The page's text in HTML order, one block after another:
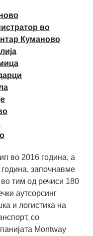
во
Куманово
во 2016 година, а
започнавме
тим од речиси 180
аутсорсинг
и логистика на
со
Montway